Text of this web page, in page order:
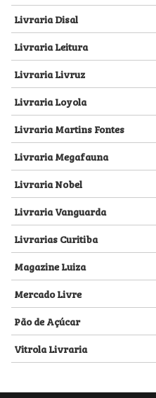
Livraria Disal
Livraria Leitura
Livraria Livruz
Livraria Loyola
Livraria Martins Fontes
Livraria Megafauna
Livraria Nobel
Livraria Vanguarda
Livrarias Curitiba
Magazine Luiza
Mercado Livre
Pão de Açúcar
Vitrola Livraria